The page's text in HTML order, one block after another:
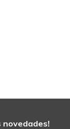
novedades!